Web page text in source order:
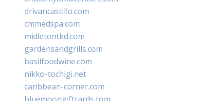
drivancastillo.com
cmmedspa.com
midletontkd.com
gardensandgrills.com
basilfoodwine.com
nikko-tochigi.net
caribbean-corner.com